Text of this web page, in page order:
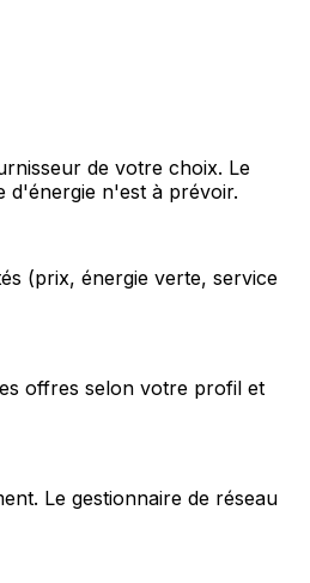
de votre choix. Le
d'énergie n'est à prévoir.
(prix, énergie verte, service
offres selon votre profil et
Le gestionnaire de réseau